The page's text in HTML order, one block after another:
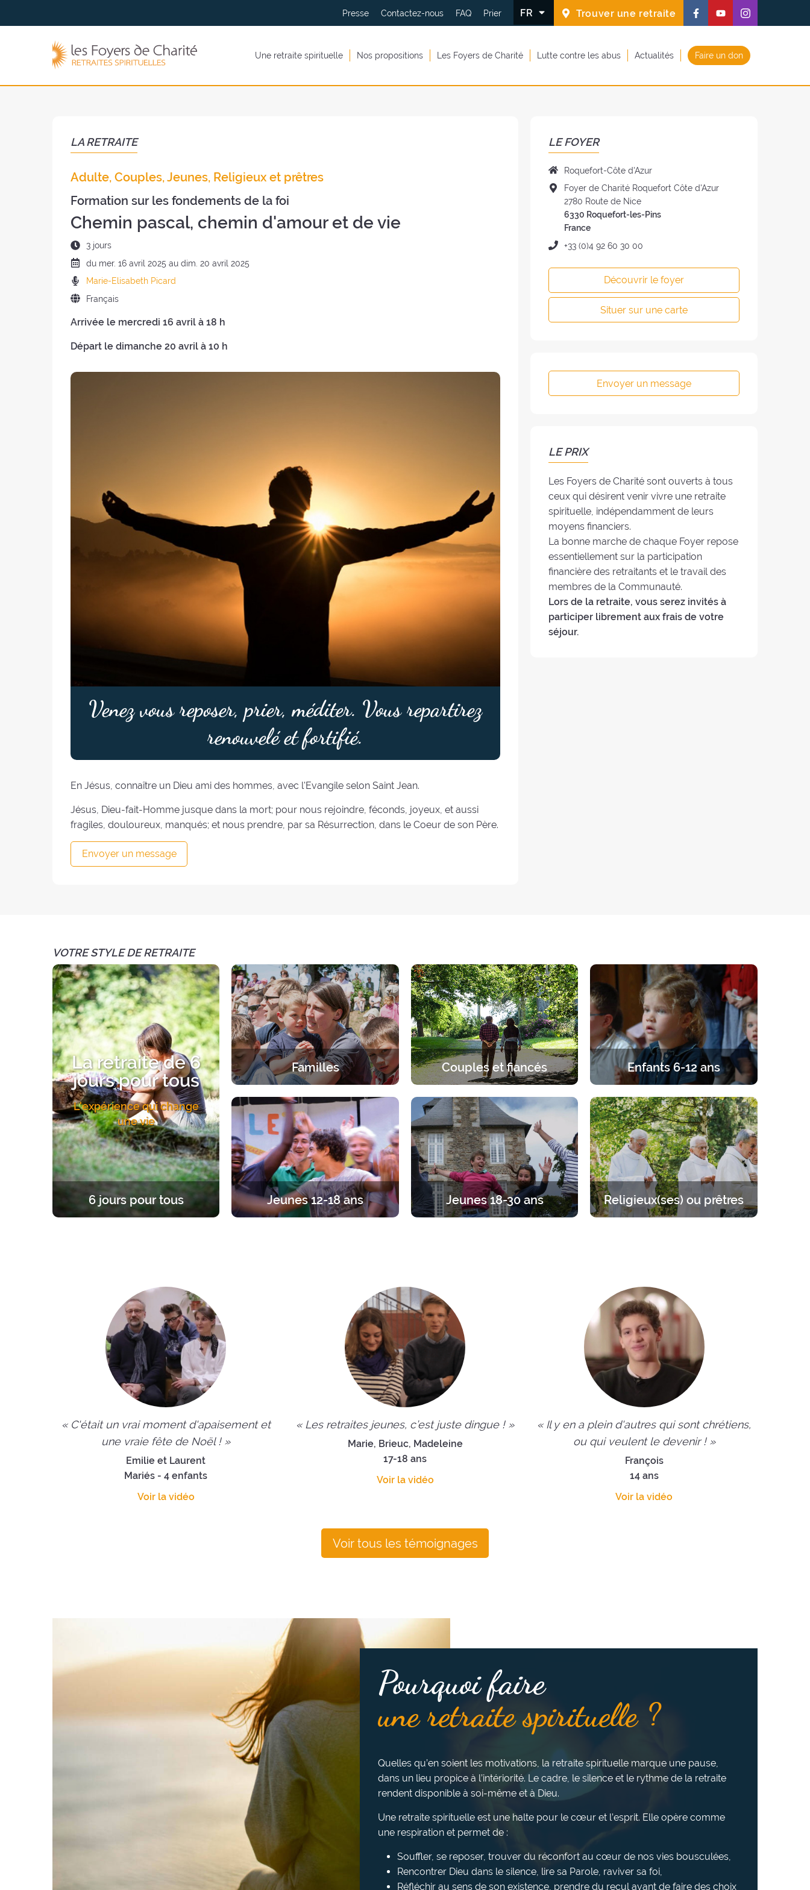
au
contenu
Presse Contactez-nous FAQ Prier FR Trouver une retraite
Suivez-
nous
Facebook
fenêtre)
Suivez-
nous
Youtube
fenêtre)
Suivez-
nous
Instagram
fenêtre)
Une retraite spirituelle Nos propositions Les Foyers de Charité Lutte contre les abus Actualités Faire un don
LA RETRAITE
Adulte, Couples, Jeunes, Religieux et prêtres
Formation sur les fondements de la foi
Chemin pascal, chemin d'amour et de vie
Durée
de
retraite
:
3 jours
Date
de
retraite
du mer. 16 avril 2025 au dim. 20 avril 2025
Prédicateurs
:
Marie-Elisabeth Picard
Langue
la
:
Français
Arrivée le mercredi 16 avril à 18 h
Départ le dimanche 20 avril à 10 h
Venez vous reposer, prier, méditer. Vous repartirez
renouvelé et fortifié.
En Jésus, connaître un Dieu ami des hommes, avec l'Evangile selon Saint Jean.
Jésus, Dieu-fait-Homme jusque dans la mort; pour nous rejoindre, féconds, joyeux, et aussi
fragiles, douloureux, manqués; et nous prendre, par sa Résurrection, dans le Coeur de son Père.
Envoyer un message
LE FOYER
Nom
du
foyer
:
Roquefort-Côte d'Azur
Adresse
du
foyer
:
Foyer de Charité Roquefort Côte d'Azur
2780 Route de Nice
6330 Roquefort-les-Pins
France
Téléphone
+33 (0)4 92 60 30 00
Découvrir le foyer
Situer sur une carte
Envoyer un message
LE PRIX
Les Foyers de Charité sont ouverts à tous
ceux qui désirent venir vivre une retraite
spirituelle, indépendamment de leurs
moyens financiers.
La bonne marche de chaque Foyer repose
essentiellement sur la participation
financière des retraitants et le travail des
membres de la Communauté.
Lors de la retraite, vous serez invités à
participer librement aux frais de votre
séjour.
VOTRE STYLE DE RETRAITE
6 jours pour tous
La retraite de 6
jours pour tous
L'expérience qui change
une vie
Familles
Un accueil spécifique à chaque âge,
parents et enfants.
Couples et fiancés
Dieu. 2 jours pour s’arrêter en couple,
discerner, dialoguer, prier.
Enfants 6-12 ans
ans. Un programme équilibré entre
prière, enseignements, jeux et
activités.
Jeunes 12-18 ans Jeunes 18-30 ans Religieux(ses) ou prêtres
« C'était un vrai moment d'apaisement et
une vraie fête de Noël ! »
Emilie et Laurent
Mariés - 4 enfants
Voir la vidéo
« Les retraites jeunes, c’est juste dingue ! »
Marie, Brieuc, Madeleine
17-18 ans
Voir la vidéo
« Il y en a plein d'autres qui sont chrétiens,
ou qui veulent le devenir ! »
François
14 ans
Voir la vidéo
Voir tous les témoignages
Pourquoi faire
une retraite spirituelle ?
Quelles qu’en soient les motivations, la retraite spirituelle marque une pause,
dans un lieu propice à l’intériorité. Le cadre, le silence et le rythme de la retraite
rendent disponible à soi-même et à Dieu.
Une retraite spirituelle est une halte pour le cœur et l’esprit. Elle opère comme
une respiration et permet de :
Souffler, se reposer, trouver du réconfort au cœur de nos vies bousculées,
Rencontrer Dieu dans le silence, lire sa Parole, raviver sa foi,
Réfléchir au sens de son existence, prendre du recul avant de faire des choix